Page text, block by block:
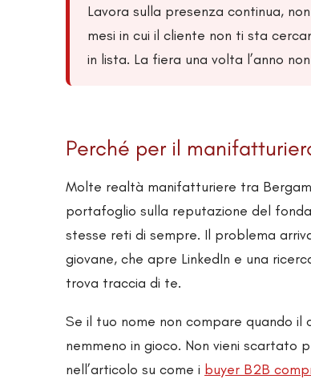
Lavora sulla presenza continua,
mesi in cui il cliente non ti sta
in lista. La fiera una volta l’anno
Perché per il
Molte realtà manifatturiere tra
portafoglio sulla reputazione del
stesse reti di sempre. Il problema
giovane, che apre LinkedIn e una
trova traccia di te.
Se il tuo nome non compare quando
nemmeno in gioco. Non vieni scartato
nell’articolo su come i buyer B2B